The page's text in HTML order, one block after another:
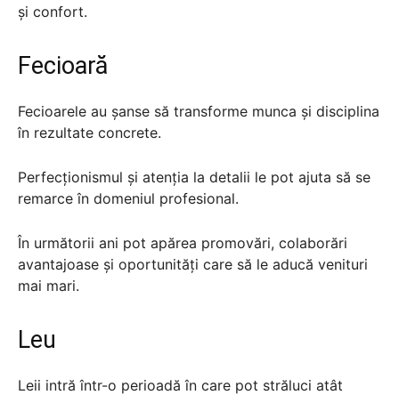
și confort.
Fecioară
Fecioarele au șanse să transforme munca și disciplina
în rezultate concrete.
Perfecționismul și atenția la detalii le pot ajuta să se
remarce în domeniul profesional.
În următorii ani pot apărea promovări, colaborări
avantajoase și oportunități care să le aducă venituri
mai mari.
Leu
Leii intră într-o perioadă în care pot străluci atât